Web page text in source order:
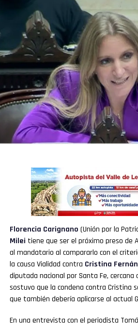
Florencia Carignano (Unión por la
Milei tiene que ser el próximo preso de
al mandatario al compararlo con el
la causa Vialidad contra Cristina
diputada nacional por Santa Fe, cercana
sostuvo que la condena contra Cristina
que también debería aplicarse al actual
En una entrevista con el periodista